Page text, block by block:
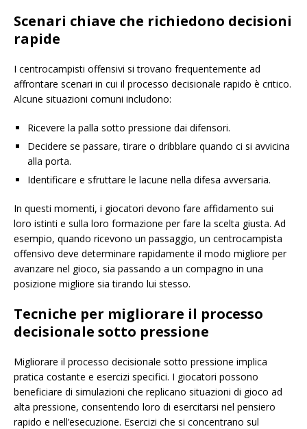
Scenari chiave che richiedono decisioni
rapide
I centrocampisti offensivi si trovano frequentemente ad
affrontare scenari in cui il processo decisionale rapido è critico.
Alcune situazioni comuni includono:
Ricevere la palla sotto pressione dai difensori.
Decidere se passare, tirare o dribblare quando ci si avvicina
alla porta.
Identificare e sfruttare le lacune nella difesa avversaria.
In questi momenti, i giocatori devono fare affidamento sui
loro istinti e sulla loro formazione per fare la scelta giusta. Ad
esempio, quando ricevono un passaggio, un centrocampista
offensivo deve determinare rapidamente il modo migliore per
avanzare nel gioco, sia passando a un compagno in una
posizione migliore sia tirando lui stesso.
Tecniche per migliorare il processo
decisionale sotto pressione
Migliorare il processo decisionale sotto pressione implica
pratica costante e esercizi specifici. I giocatori possono
beneficiare di simulazioni che replicano situazioni di gioco ad
alta pressione, consentendo loro di esercitarsi nel pensiero
rapido e nell’esecuzione. Esercizi che si concentrano sul